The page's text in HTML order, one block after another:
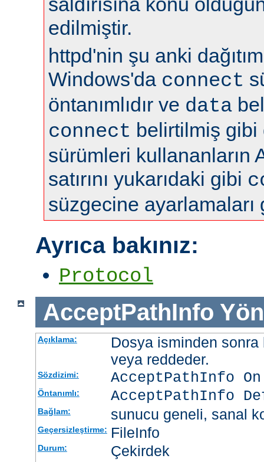
edilmiştir.
httpd'nin şu anki
Windows'da connect
öntanımlıdır ve data
connect belirtilmiş gibi
sürümleri kullananların
satırını yukarıdaki gibi
süzgecine ayarlamaları
Ayrıca bakınız:
Protocol
AcceptPathInfo
Açıklama:
Dosya isminden
veya reddeder.
Sözdizimi: AcceptPathInfo
Öntanımlı: AcceptPathInfo
Bağlam: sunucu geneli, sanal
Geçersizleştirme: FileInfo
Durum: Çekirdek